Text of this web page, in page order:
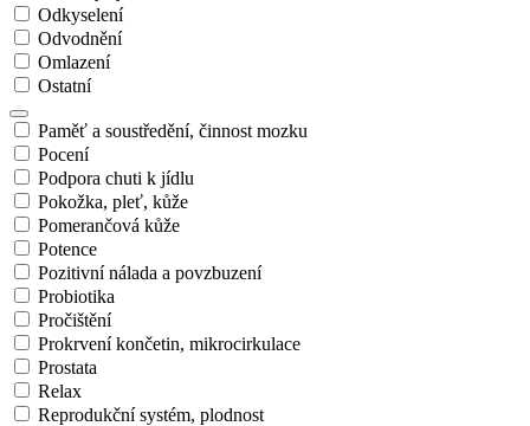
Odkyselení
Odvodnění
Omlazení
Ostatní
Paměť a soustředění, činnost mozku
Pocení
Podpora chuti k jídlu
Pokožka, pleť, kůže
Pomerančová kůže
Potence
Pozitivní nálada a povzbuzení
Probiotika
Pročištění
Prokrvení končetin, mikrocirkulace
Prostata
Relax
Reprodukční systém, plodnost